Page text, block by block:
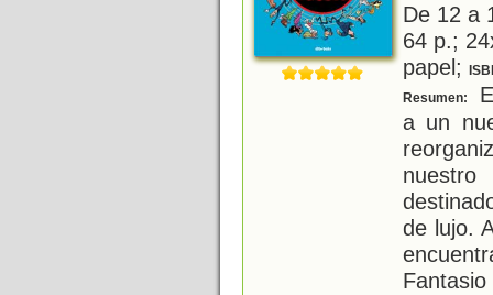
De 12 a
64 p.;
papel;
Resumen:
a un
de lujo.